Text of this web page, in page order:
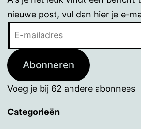
nieuwe post, vul dan hier je e-
Abonneren
Voeg je bij 62 andere abonnees
Categorieën